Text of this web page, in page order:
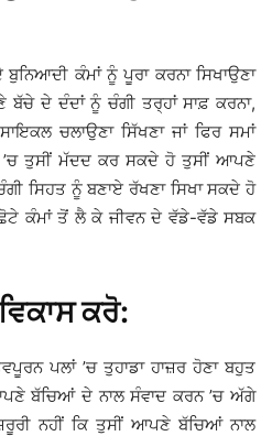
ਕੰਮਾਂ ਨੂੰ ਪੂਰਾ ਕਰਨਾ ਸਿਖਾਉਣਾ
ਦੇ ਦੰਦਾਂ ਨੂੰ ਚੰਗੀ ਤਰ੍ਹਾਂ ਸਾਫ਼ ਕਰਨਾ,
ਚਲਾਉਣਾ ਸਿੱਖਣਾ ਜਾਂ ਫਿਰ ਸਮਾਂ
’ਚ ਤੁਸੀਂ ਮੱਦਦ ਕਰ ਸਕਦੇ ਹੋ ਤੁਸੀਂ ਆਪਣੇ
ਸਿਹਤ ਨੂੰ ਬਣਾਏ ਰੱਖਣਾ ਸਿਖਾ ਸਕਦੇ ਹੋ
ਕੰਮਾਂ ਤੋਂ ਲੈ ਕੇ ਜੀਵਨ ਦੇ ਵੱਡੇ-ਵੱਡੇ ਸਬਕ
ਕਰੋ:
ਪਲਾਂ ’ਚ ਤੁਹਾਡਾ ਹਾਜ਼ਰ ਹੋਣਾ ਬਹੁਤ
ਬੱਚਿਆਂ ਦੇ ਨਾਲ ਸੰਵਾਦ ਕਰਨ ’ਚ ਅੱਗੇ
ਨਹੀਂ ਕਿ ਤੁਸੀਂ ਆਪਣੇ ਬੱਚਿਆਂ ਨਾਲ